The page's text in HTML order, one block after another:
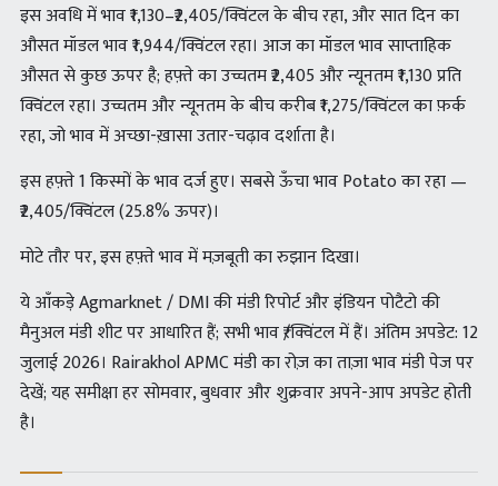
इस अवधि में भाव ₹1,130–₹2,405/क्विंटल के बीच रहा, और सात दिन का
औसत मॉडल भाव ₹1,944/क्विंटल रहा। आज का मॉडल भाव साप्ताहिक
औसत से कुछ ऊपर है; हफ़्ते का उच्चतम ₹2,405 और न्यूनतम ₹1,130 प्रति
क्विंटल रहा। उच्चतम और न्यूनतम के बीच करीब ₹1,275/क्विंटल का फ़र्क
रहा, जो भाव में अच्छा-ख़ासा उतार-चढ़ाव दर्शाता है।
इस हफ़्ते 1 किस्मों के भाव दर्ज हुए। सबसे ऊँचा भाव Potato का रहा —
₹2,405/क्विंटल (25.8% ऊपर)।
मोटे तौर पर, इस हफ़्ते भाव में मज़बूती का रुझान दिखा।
ये आँकड़े Agmarknet / DMI की मंडी रिपोर्ट और इंडियन पोटैटो की
मैनुअल मंडी शीट पर आधारित हैं; सभी भाव ₹/क्विंटल में हैं। अंतिम अपडेट: 12
जुलाई 2026। Rairakhol APMC मंडी का रोज़ का ताज़ा भाव मंडी पेज पर
देखें; यह समीक्षा हर सोमवार, बुधवार और शुक्रवार अपने-आप अपडेट होती
है।